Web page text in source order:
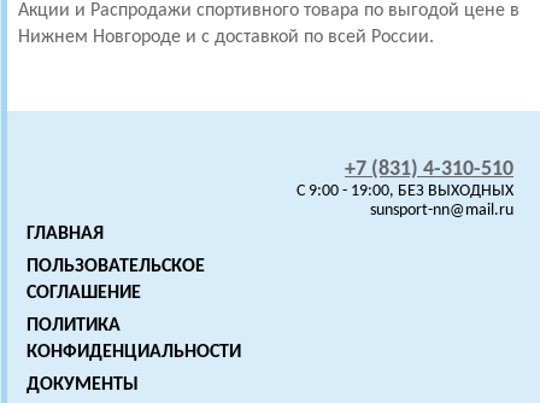
Акции и Распродажи спортивного товара по выгодой цене в
Нижнем Новгороде и с доставкой по всей России.
+7 (831) 4-310-510
C 9:00 - 19:00, БЕЗ ВЫХОДНЫХ
sunsport-nn@mail.ru
ГЛАВНАЯ
ПОЛЬЗОВАТЕЛЬСКОЕ
СОГЛАШЕНИЕ
ПОЛИТИКА
КОНФИДЕНЦИАЛЬНОСТИ
ДОКУМЕНТЫ